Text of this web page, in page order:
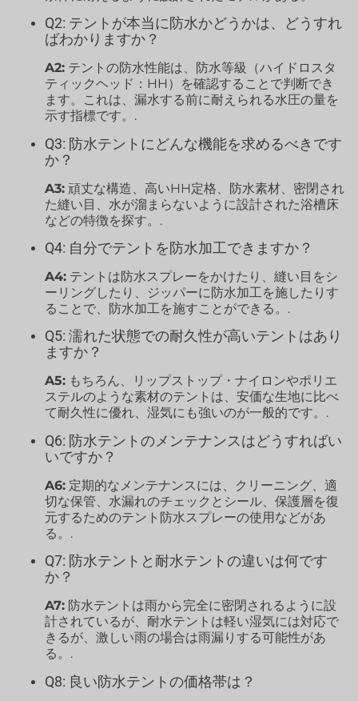
Q2: テントが本当に防水かどうかは、どうすれ
ばわかりますか？
A2: テントの防水性能は、防水等級（ハイドロスタ
ティックヘッド：HH）を確認することで判断でき
ます。これは、漏水する前に耐えられる水圧の量を
示す指標です。.
Q3: 防水テントにどんな機能を求めるべきです
か？
A3: 頑丈な構造、高いHH定格、防水素材、密閉され
た縫い目、水が溜まらないように設計された浴槽床
などの特徴を探す。.
Q4: 自分でテントを防水加工できますか？
A4: テントは防水スプレーをかけたり、縫い目をシ
ーリングしたり、ジッパーに防水加工を施したりす
ることで、防水加工を施すことができる。.
Q5: 濡れた状態での耐久性が高いテントはあり
ますか？
A5: もちろん、リップストップ・ナイロンやポリエ
ステルのような素材のテントは、安価な生地に比べ
て耐久性に優れ、湿気にも強いのが一般的です。.
Q6: 防水テントのメンテナンスはどうすればい
いですか？
A6: 定期的なメンテナンスには、クリーニング、適
切な保管、水漏れのチェックとシール、保護層を復
元するためのテント防水スプレーの使用などがあ
る。.
Q7: 防水テントと耐水テントの違いは何です
か？
A7: 防水テントは雨から完全に密閉されるように設
計されているが、耐水テントは軽い湿気には対応で
きるが、激しい雨の場合は雨漏りする可能性があ
る。.
Q8: 良い防水テントの価格帯は？